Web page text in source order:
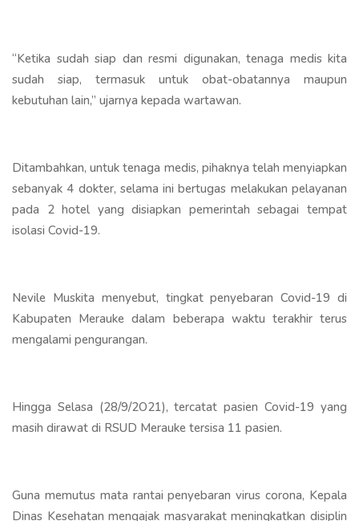
“Ketika sudah siap dan resmi digunakan, tenaga medis kita
sudah siap, termasuk untuk obat-obatannya maupun
kebutuhan lain,” ujarnya kepada wartawan.
Ditambahkan, untuk tenaga medis, pihaknya telah menyiapkan
sebanyak 4 dokter, selama ini bertugas melakukan pelayanan
pada 2 hotel yang disiapkan pemerintah sebagai tempat
isolasi Covid-19.
Nevile Muskita menyebut, tingkat penyebaran Covid-19 di
Kabupaten Merauke dalam beberapa waktu terakhir terus
mengalami pengurangan.
Hingga Selasa (28/9/2O21), tercatat pasien Covid-19 yang
masih dirawat di RSUD Merauke tersisa 11 pasien.
Guna memutus mata rantai penyebaran virus corona, Kepala
Dinas Kesehatan mengajak masyarakat meningkatkan disiplin